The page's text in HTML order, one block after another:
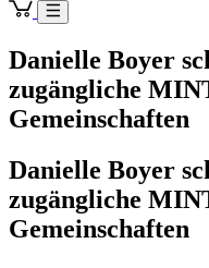
Danielle Boyer
zugängliche
Gemeinschaften
Danielle Boyer
zugängliche
Gemeinschaften